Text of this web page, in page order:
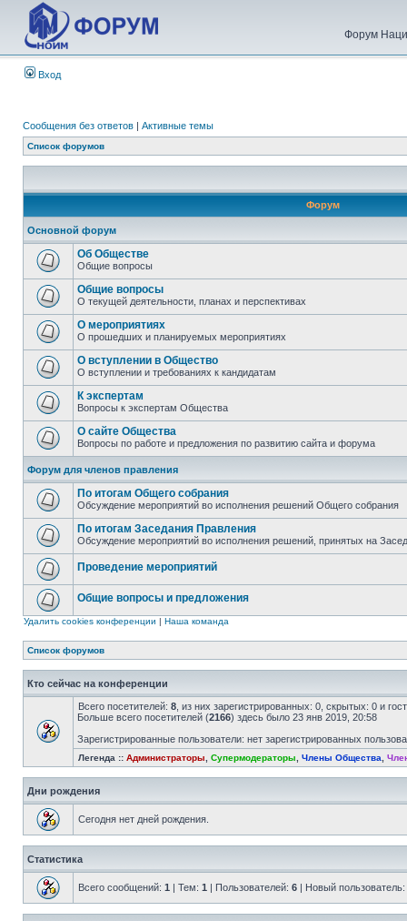
Форум
Вход
Сообщения без ответов | Активные темы
Список форумов
Форум
Основной форум
Об Обществе
Общие вопросы
Общие вопросы
О текущей деятельности, планах и перспективах
О мероприятиях
О прошедших и планируемых мероприятиях
О вступлении в Общество
О вступлении и требованиях к кандидатам
К экспертам
Вопросы к экспертам Общества
О сайте Общества
Вопросы по работе и предложения по развитию сайта и форума
Форум для членов правления
По итогам Общего собрания
Обсуждение мероприятий во исполнения решений Общего собрания
По итогам Заседания Правления
Обсуждение мероприятий во исполнения решений, принятых на
Проведение мероприятий
Общие вопросы и предложения
Удалить cookies конференции | Наша команда
Список форумов
Кто сейчас на конференции
Всего посетителей: 8 , из них зарегистрированных: 0, скрытых: 0 и
Больше всего посетителей (2166) здесь было 23 янв 2019, 20:58
Зарегистрированные пользователи: нет зарегистрированных
Легенда :: Администраторы Супермодераторы Члены Общества
Дни рождения
Сегодня нет дней рождения.
Статистика
Всего сообщений: 1 | Тем: 1 | Пользователей: 6 | Новый пользователь: